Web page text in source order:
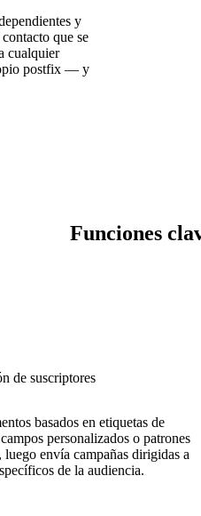
y
que se
cualquier
postfix — y
Funciones
de suscriptores
basados en etiquetas de
personalizados o patrones
luego envía campañas dirigidas a
de la audiencia.